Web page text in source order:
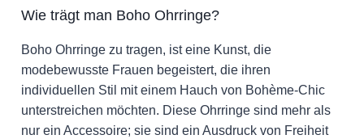
Wie trägt man Boho Ohrringe?
Boho Ohrringe zu tragen, ist eine Kunst, die
modebewusste Frauen begeistert, die ihren
individuellen Stil mit einem Hauch von Bohème-Chic
unterstreichen möchten. Diese Ohrringe sind mehr als
nur ein Accessoire; sie sind ein Ausdruck von Freiheit